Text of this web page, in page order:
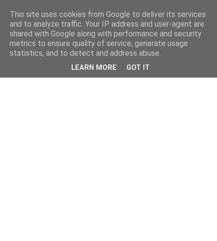
This site uses cookies from Google to deliver its services
and to analyze traffic. Your IP address and user-agent are
shared with Google along with performance and security
metrics to ensure quality of service, generate usage
statistics, and to detect and address abuse.
LEARN MORE GOT IT